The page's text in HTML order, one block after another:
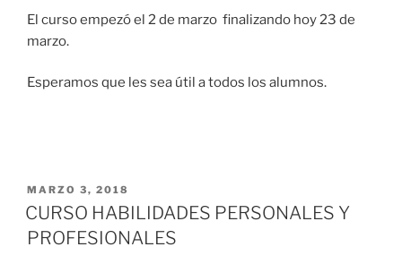
El curso empezó el 2 de marzo finalizando hoy 23 de
marzo.
Esperamos que les sea útil a todos los alumnos.
MARZO 3, 2018
CURSO HABILIDADES PERSONALES Y
PROFESIONALES